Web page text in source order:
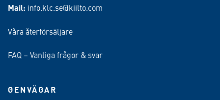
Mail: info.klc.se@kiilto.com
Våra återförsäljare
FAQ – Vanliga frågor & svar
GENVÄGAR